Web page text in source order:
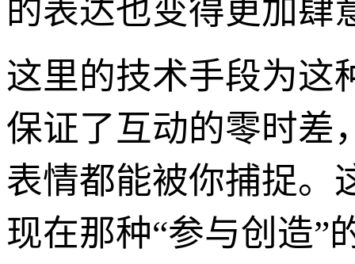
的表达也变得更加肆
这里的技术手段为这
保证了互动的零时差
表情都能被你捕捉。
现在那种“参与创造”